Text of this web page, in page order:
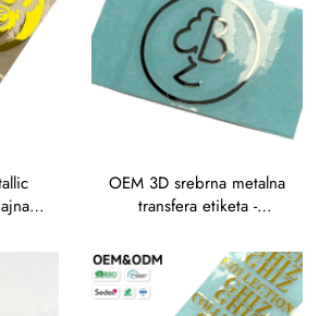
OEM 3D srebrna metalna
transfera etiketa -
dekal za odijelo i
poklonne kutije